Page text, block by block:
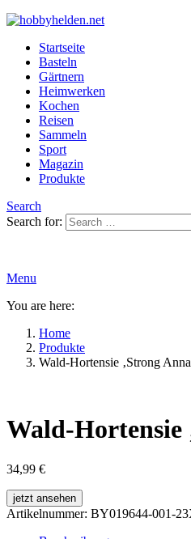
Startseite
Basteln
Gärtnern
Heimwerken
Kochen
Reisen
Sammeln
Sport
Magazin
Produkte
Search
Search for:
Menu
You are here:
Home
Produkte
Wald-Hortensie ‚Strong
Wald-Hortensie
34,99 €
jetzt ansehen
Artikelnummer: BY019644-001-